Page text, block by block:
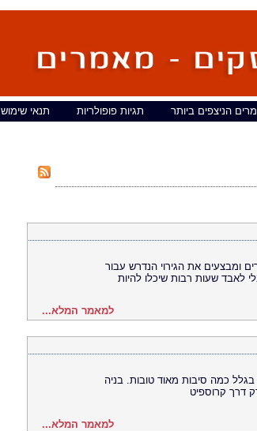
הניצפים ביותר תגיות פופולריות תנאי שימוש
ומבצעים את הגירוי הנדרש עבור
לאבד שעות רבות שיכלו להיות
למאמר המלא...
כמה סיבות מאוד טובות. בניה
דרך קרוספיט
למאמר המלא...